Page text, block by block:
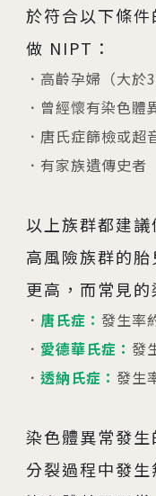
於符合以下條
做 NIPT：
高齡孕婦（大於
曾經懷有染色體
唐氏症篩檢或超
有家族遺傳史者
以上族群都建
高風險族群的
更高，而常見的
唐氏症： 發生率
愛德華氏症： 發
透納氏症： 發生
染色體異常發
分裂過程中發